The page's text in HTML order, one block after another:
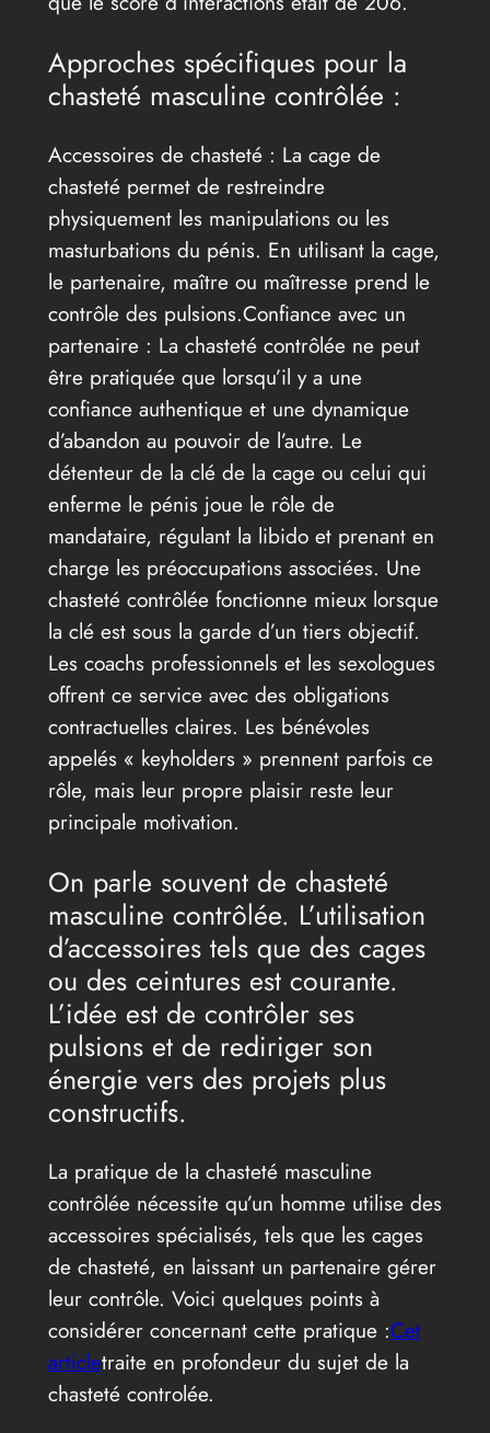
Approches spécifiques pour la
chasteté masculine contrôlée :
Accessoires de chasteté : La cage de
chasteté permet de restreindre
physiquement les manipulations ou les
masturbations du pénis. En utilisant la cage,
le partenaire, maître ou maîtresse prend le
contrôle des pulsions.Confiance avec un
partenaire : La chasteté contrôlée ne peut
être pratiquée que lorsqu’il y a une
confiance authentique et une dynamique
d’abandon au pouvoir de l’autre. Le
détenteur de la clé de la cage ou celui qui
enferme le pénis joue le rôle de
mandataire, régulant la libido et prenant en
charge les préoccupations associées. Une
chasteté contrôlée fonctionne mieux lorsque
la clé est sous la garde d’un tiers objectif.
Les coachs professionnels et les sexologues
offrent ce service avec des obligations
contractuelles claires. Les bénévoles
appelés « keyholders » prennent parfois ce
rôle, mais leur propre plaisir reste leur
principale motivation.
On parle souvent de chasteté
masculine contrôlée. L’utilisation
d’accessoires tels que des cages
ou des ceintures est courante.
L’idée est de contrôler ses
pulsions et de rediriger son
énergie vers des projets plus
constructifs.
La pratique de la chasteté masculine
contrôlée nécessite qu’un homme utilise des
accessoires spécialisés, tels que les cages
de chasteté, en laissant un partenaire gérer
leur contrôle. Voici quelques points à
considérer concernant cette pratique :Cet
articletraite en profondeur du sujet de la
chasteté controlée.